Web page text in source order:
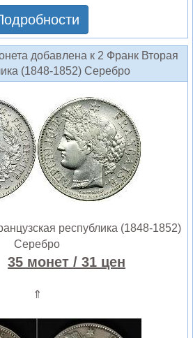
добавлена к 2 Франк Вторая
(1848-1852) Серебро
республика (1848-1852)
Серебро
35 монет / 31 цен
⇑